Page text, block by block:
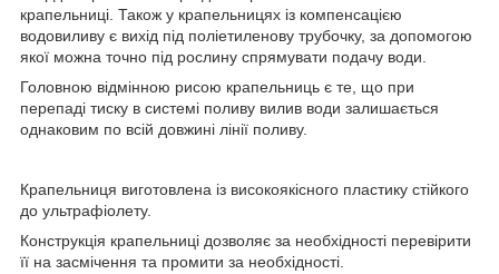
крапельниці. Також у крапельницях із компенсацією
водовиливу є вихід під поліетиленову трубочку, за допомогою
якої можна точно під рослину спрямувати подачу води.
Головною відмінною рисою крапельниць є те, що при
перепаді тиску в системі поливу вилив води залишається
однаковим по всій довжині лінії поливу.
Крапельниця виготовлена із високоякісного пластику стійкого
до ультрафіолету.
Конструкція крапельниці дозволяє за необхідності перевірити
її на засмічення та промити за необхідності.